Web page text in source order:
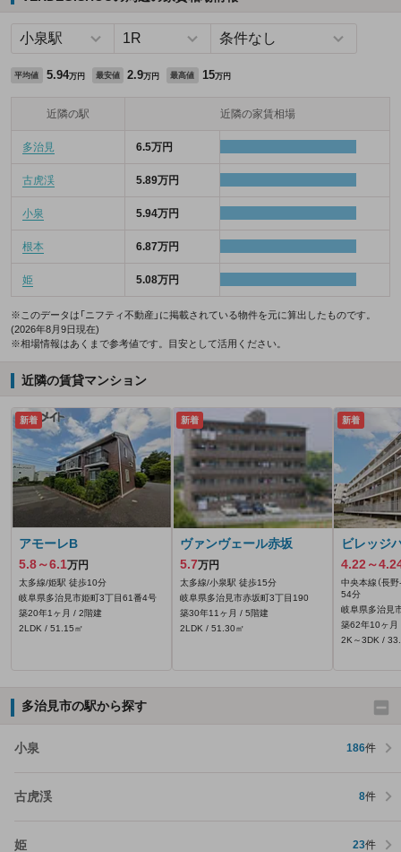
平均値 5.94万円 最安値 2.9万円 最高値 15万円
近隣の駅 近隣の家賃相場
多治見 6.5万円
古虎渓 5.89万円
小泉 5.94万円
根本 6.87万円
姫 5.08万円
※このデータは「ニフティ不動産」に掲載されている物件を元に算出したものです。
(2026年8月9日現在)
※相場情報はあくまで参考値です。目安として活用ください。
近隣の賃貸マンション
新着
アモーレB
5.8～6.1万円
太多線/姫駅 徒歩10分
岐阜県多治見市姫町3丁目61番4号
築20年1ヶ月 / 2階建
2LDK / 51.15㎡
新着
ヴァンヴェール赤坂
5.7万円
太多線/小泉駅 徒歩15分
岐阜県多治見市赤坂町3丁目190
築30年11ヶ月 / 5階建
2LDK / 51.30㎡
新着
ビレッジ
4.22～
中央本線（長
54分
岐阜県多治見
築62年10ヶ月
2K～3DK /
多治見市の駅から探す
小泉 186件
古虎渓 8件
姫 23件